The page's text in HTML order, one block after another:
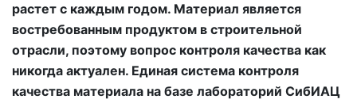
растет с каждым годом. Материал является
востребованным продуктом в строительной
отрасли, поэтому вопрос контроля качества как
никогда актуален. Единая система контроля
качества материала на базе лабораторий СибИАЦ